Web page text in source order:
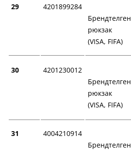
29
4201899284
Брендтелген
рюкзак
(VISA, FIFA)
30
4201230012
Брендтелген
рюкзак
(VISA, FIFA)
31
4004210914
Брендтелген